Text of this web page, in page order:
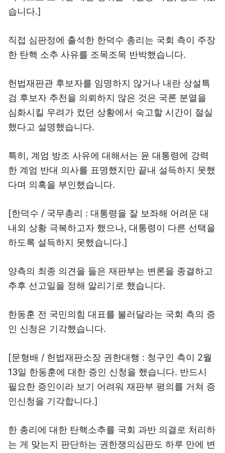
습니다.]
직접 심판정에 출석한 한덕수 총리는 국회 측이 주장
한 탄핵 소추 사유를 조목조목 반박했습니다.
헌법재판관 후보자를 임명하지 않거나 내란 상설특
검 후보자 추천을 의뢰하지 않은 것은 국론 분열을
심화시킬 우려가 컸던 상황에서 숙고할 시간이 절실
했다고 설명했습니다.
특히, 계엄 방조 사유에 대해서는 윤 대통령에 강력
한 계엄 반대 의사를 표명했지만 끝내 설득하지 못했
다며 의혹을 부인했습니다.
[한덕수 / 국무총리 : 대통령을 잘 보좌해 어려운 대
내외 상황 극복하고자 했으나, 대통령이 다른 선택을
하도록 설득하지 못했습니다.]
양측의 최종 의견을 들은 재판부는 변론을 종결하고
추후 선고일을 정해 알리기로 했습니다.
한동훈 전 국민의힘 대표를 불러달라는 국회 측의 증
인 신청은 기각했습니다.
[문형배 / 헌법재판소장 권한대행 : 청구인 측이 2월
13일 한동훈에 대한 증인 신청을 했습니다. 반드시
필요한 증인이라 보기 어려워 재판부 평의를 거쳐 증
인신청을 기각합니다.]
한 총리에 대한 탄핵소추를 국회 과반 의결로 처리하
는 게 맞는지 판단하는 권한쟁의심판도 하루 만에 변